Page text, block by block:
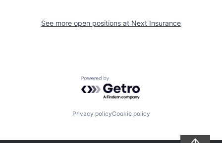
See more open positions at Next Insurance
Powered by Getro.com
Privacy policyCookie policy